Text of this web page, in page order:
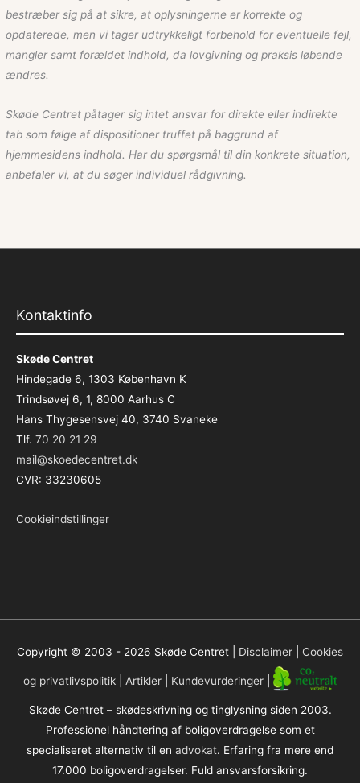
bestræber sig på at sikre, at oplysningerne er korrekte og
opdaterede, men vi tager udtrykkeligt forbehold for eventuelle fejl,
mangler samt forældet indhold, da lovgivning og praksis løbende
ændres.
Skøde Centret påtager sig intet ansvar for direkte eller indirekte
tab som følge af dispositioner truffet på baggrund af
hjemmesidens indhold. Har du spørgsmål til din konkrete situation,
anbefaler vi, at du søger individuel rådgivning.
Kontaktinfo
Skøde Centret
Hindegade 6, 1303 København K
Trindsøvej 6, 1, 8000 Aarhus C
Hans Thygesensvej 40, 3740 Svaneke
Tlf. 70 20 21 29
mail@skoedecentret.dk
CVR: 33230605
Cookieindstillinger
Copyright © 2003 - 2026 Skøde Centret Disclaimer Cookies
og privatlivspolitik| Artikler| Kundevurderinger|
Skøde Centret – skødeskrivning og tinglysning siden 2003.
Professionel håndtering af boligoverdragelse som et
specialiseret alternativ til en advokat. Erfaring fra mere end
17.000 boligoverdragelser. Fuld ansvarsforsikring.